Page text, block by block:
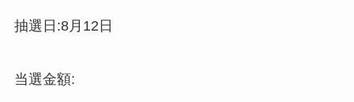
抽選日:8月12日
当選金額: